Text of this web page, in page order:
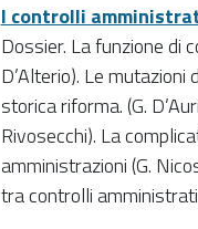
I controlli
Dossier. La funzione di
D’Alterio). Le
storica riforma. (G.
Rivosecchi). La
amministrazioni (G.
tra controlli